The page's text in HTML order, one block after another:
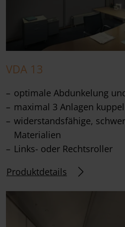
VDA 13
optimale Abdunkelung
maximal 3 Anlagen
widerstandsfähige,
Materialien
Links- oder Rechtsroller
Produktdetails